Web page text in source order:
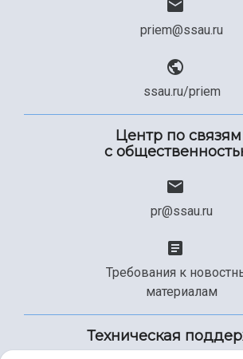
priem@ssau.ru
ssau.ru/priem
Центр по связям
с
pr@ssau.ru
Требования к
материалам
Техническая